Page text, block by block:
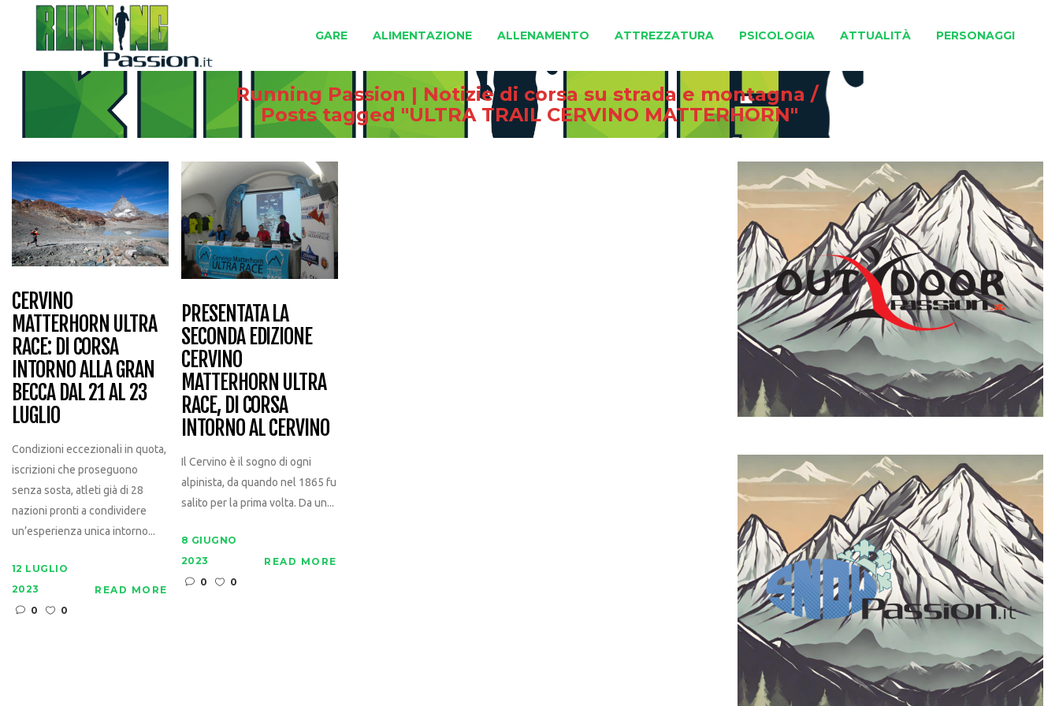
GARE ALIMENTAZIONE ALLENAMENTO ATTREZZATURA PSICOLOGIA ATTUALITÀ PERSONAGGI
Running Passion | Notizie di corsa su strada e montagna /
Posts tagged "ULTRA TRAIL CERVINO MATTERHORN"
CERVINO
MATTERHORN ULTRA
RACE: DI CORSA
INTORNO ALLA GRAN
BECCA DAL 21 AL 23
LUGLIO
Condizioni eccezionali in quota,
iscrizioni che proseguono
senza sosta, atleti già di 28
nazioni pronti a condividere
un’esperienza unica intorno...
12 LUGLIO
2023
0
0
READ MORE
PRESENTATA LA
SECONDA EDIZIONE
CERVINO
MATTERHORN ULTRA
RACE, DI CORSA
INTORNO AL CERVINO
Il Cervino è il sogno di ogni
alpinista, da quando nel 1865 fu
salito per la prima volta. Da un...
8 GIUGNO
2023
0
0
READ MORE